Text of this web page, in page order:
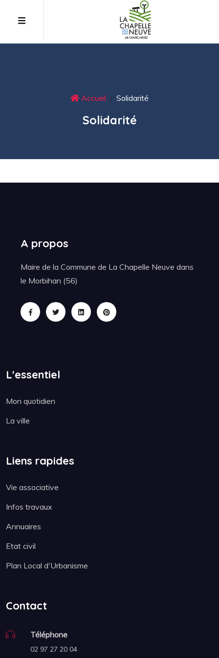
Accueil Solidarité
Solidarité
A propos
Maire de la Commune de La Chapelle Neuve dans
le Morbihan (56)
L'essentiel
Mon quotidien
La ville
Liens rapides
Vie associative
Infos travaux
Annuaires
Etat civil
Plan Local d'Urbanisme
Contact
Téléphone
02 97 27 20 04